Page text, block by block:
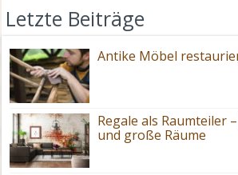
Letzte Beiträge
Antike Möbel
Regale als Raumteiler
und große Räume